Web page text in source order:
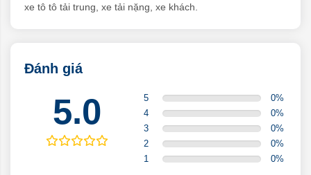
xe tô tô tải trung, xe tải nặng, xe khách.
Đánh giá
5.0 5 0%
4
0%
3
0%
2
0%
1
0%